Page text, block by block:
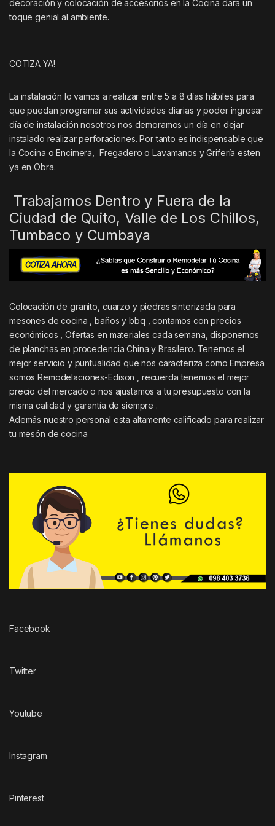
decoración y colocación de accesorios en la Cocina dara un
toque genial al ambiente.
COTIZA YA!
La instalación lo vamos a realizar entre 5 a 8 días hábiles para
que puedan programar sus actividades diarias y poder ingresar
día de instalación nosotros nos demoramos un día en dejar
instalado realizar perforaciones. Por tanto es indispensable que
la Cocina o Encimera, Fregadero o Lavamanos y Grifería esten
ya en Obra.
Trabajamos Dentro y Fuera de la
Ciudad de Quito, Valle de Los Chillos,
Tumbaco y Cumbaya
Colocación de granito, cuarzo y piedras sinterizada para
mesones de cocina , baños y bbq , contamos con precios
económicos , Ofertas en materiales cada semana, disponemos
de planchas en procedencia China y Brasilero. Tenemos el
mejor servicio y puntualidad que nos caracteriza como Empresa
somos Remodelaciones-Edison , recuerda tenemos el mejor
precio del mercado o nos ajustamos a tu presupuesto con la
misma calidad y garantía de siempre .
Además nuestro personal esta altamente calificado para realizar
tu mesón de cocina
Facebook
Twitter
Youtube
Instagram
Pinterest